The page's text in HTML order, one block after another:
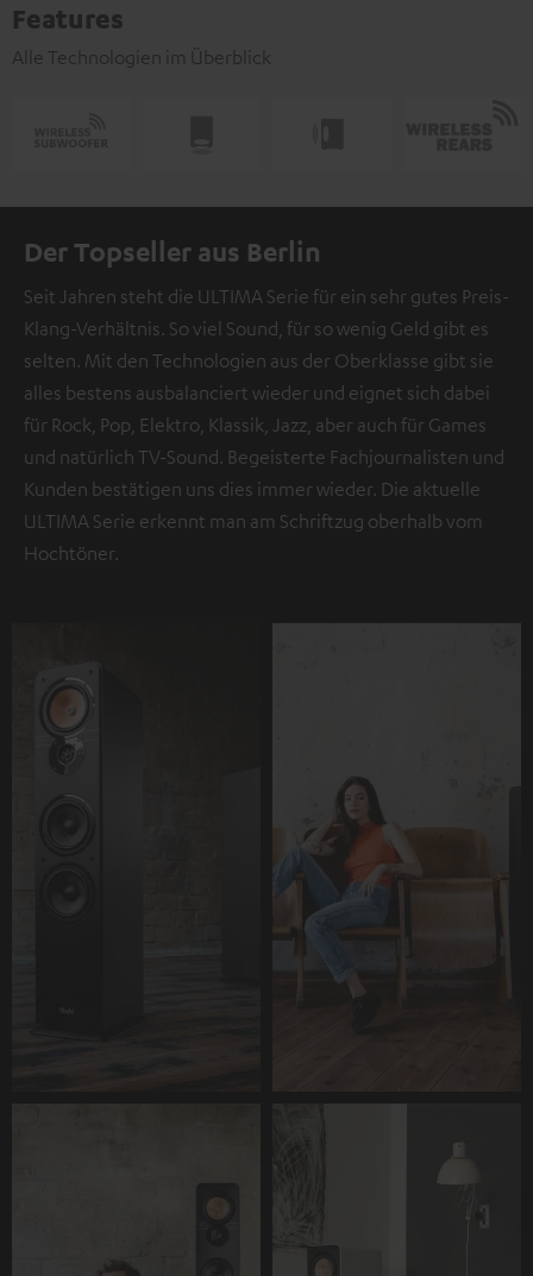
Features
Alle Technologien im Überblick
Der Topseller aus Berlin
Seit Jahren steht die ULTIMA Serie für ein sehr gutes Preis-
Klang-Verhältnis. So viel Sound, für so wenig Geld gibt es
selten. Mit den Technologien aus der Oberklasse gibt sie
alles bestens ausbalanciert wieder und eignet sich dabei
für Rock, Pop, Elektro, Klassik, Jazz, aber auch für Games
und natürlich TV-Sound. Begeisterte Fachjournalisten und
Kunden bestätigen uns dies immer wieder. Die aktuelle
ULTIMA Serie erkennt man am Schriftzug oberhalb vom
Hochtöner.